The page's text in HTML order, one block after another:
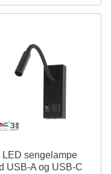
LED sengelampe
USB-A og USB-C